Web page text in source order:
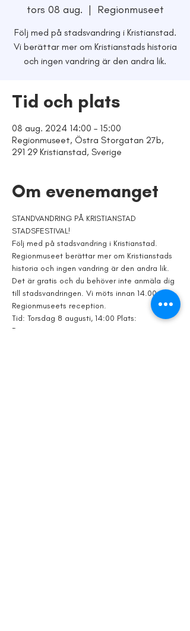
tors 08 aug.
  |
Regionmuseet
Följ med på stadsvandring i Kristianstad.
Vi berättar mer om Kristianstads historia
och ingen vandring är den andra lik.
Tid och plats
08 aug. 2024 14:00 – 15:00
Regionmuseet, Östra Storgatan 27b,
291 29 Kristianstad, Sverige
Om evenemanget
STANDVANDRING PÅ KRISTIANSTAD
STADSFESTIVAL!
Följ med på stadsvandring i Kristianstad.
Regionmuseet berättar mer om Kristianstads
historia och ingen vandring är den andra lik.
Det är gratis och du behöver inte anmäla dig
till stadsvandringen. Vi möts innan 14.00 i
Regionmuseets reception.
Tid: Torsdag 8 augusti, 14:00 Plats:
Regionmuseets reception